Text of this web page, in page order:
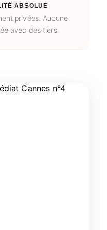
ABSOLUE
privées. Aucune
avec des tiers.